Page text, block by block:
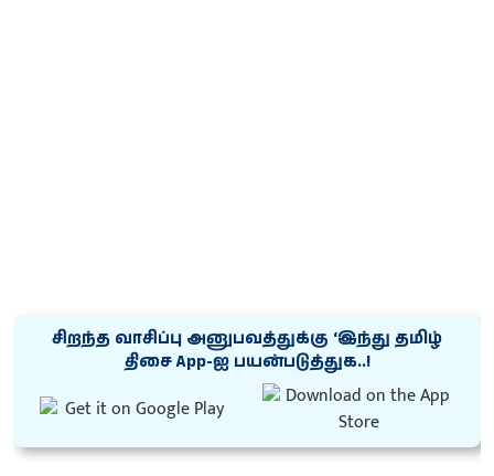
சிறந்த வாசிப்பு அனுபவத்துக்கு ‘இந்து தமிழ்
திசை App-ஐ பயன்படுத்துக..!